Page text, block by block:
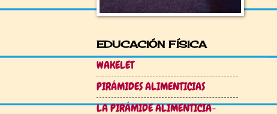
EDUCACIÓN FÍSICA
WAKELET
PIRÁMIDES ALIMENTICIAS
LA PIRÁMIDE ALIMENTICIA-